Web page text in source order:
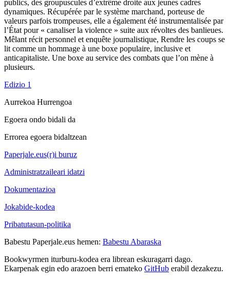
publics, des groupuscules d’extrême droite aux jeunes cadres
dynamiques. Récupérée par le système marchand, porteuse de
valeurs parfois trompeuses, elle a également été instrumentalisée par
l’État pour « canaliser la violence » suite aux révoltes des banlieues.
Mêlant récit personnel et enquête journalistique, Rendre les coups se
lit comme un hommage à une boxe populaire, inclusive et
anticapitaliste. Une boxe au service des combats que l’on mène à
plusieurs.
Edizio 1
Aurrekoa Hurrengoa
Egoera ondo bidali da
Errorea egoera bidaltzean
Paperjale.eus(r)i buruz
Administratzaileari idatzi
Dokumentazioa
Jokabide-kodea
Pribatutasun-politika
Babestu Paperjale.eus hemen: Babestu Abaraska
Bookwyrmen iturburu-kodea era librean eskuragarri dago.
Ekarpenak egin edo arazoen berri emateko GitHub erabil dezakezu.